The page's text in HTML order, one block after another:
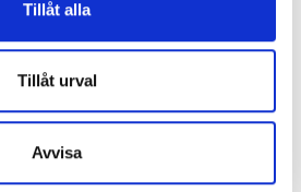
Tillåt alla
Tillåt urval
Avvisa